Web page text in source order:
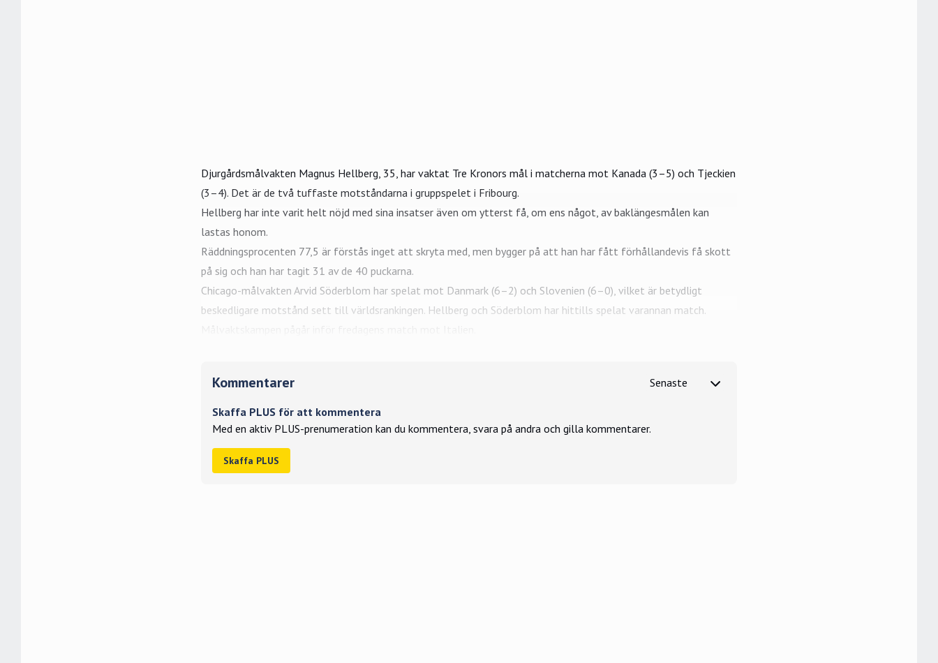
Djurgårdsmålvakten Magnus Hellberg , 35, har vaktat Tre Kronors mål i matcherna mot Kanada (3–5) och Tjeckien
(3–4). Det är de två tuffaste motståndarna i gruppspelet i Fribourg.
Hellberg har inte varit helt nöjd med sina insatser även om ytterst få, om ens något, av baklängesmålen kan
lastas honom.
Räddningsprocenten 77,5 är förstås inget att skryta med, men bygger på att han har fått förhållandevis få skott
på sig och han har tagit 31 av de 40 puckarna.
Chicago-målvakten Arvid Söderblom har spelat mot Danmark (6–2) och Slovenien (6–0), vilket är betydligt
beskedligare motstånd sett till världsrankingen. Hellberg och Söderblom har hittills spelat varannan match.
Kommentarer
Skaffa PLUS för att kommentera
Med en aktiv PLUS-prenumeration kan du kommentera, svara på andra och gilla kommentarer.
Skaffa PLUS